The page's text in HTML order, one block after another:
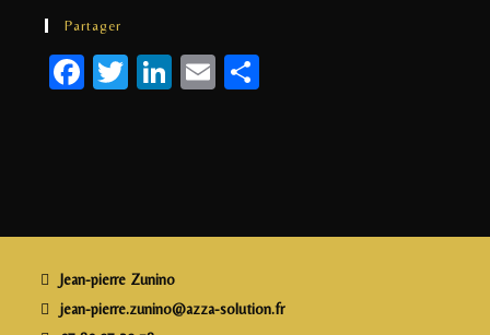
Partager
F
a
o
o
k
T
w
Li
n
n
E
m
e
Jean-pierre Zunino
jean-pierre.zunino@azza-solution.fr